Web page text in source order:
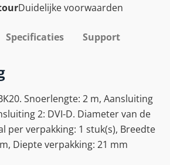
Duidelijke voorwaarden
Specificaties Support
Snoerlengte: 2 m, Aansluiting
2: DVI-D. Diameter van de
per verpakking: 1 stuk(s), Breedte
Diepte verpakking: 21 mm